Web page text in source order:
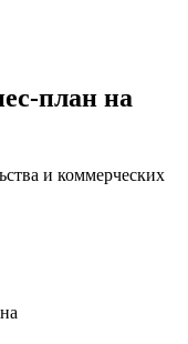
план на
и коммерческих